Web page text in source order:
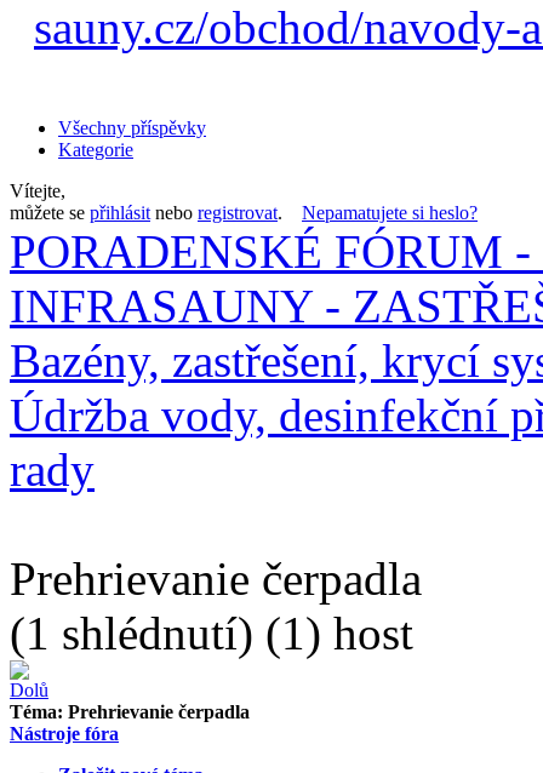
sauny.cz/obchod/
Všechny příspěvky
Kategorie
Vítejte,
můžete se přihlásit nebo registrovat. Nepamatujete si heslo?
PORADENSKÉ FÓRUM
INFRASAUNY -
Bazény, zastřešení, krycí
Údržba vody, desinfekční
rady
Prehrievanie čerpadla
(1 shlédnutí) (1) host
Téma: Prehrievanie čerpadla
Nástroje fóra